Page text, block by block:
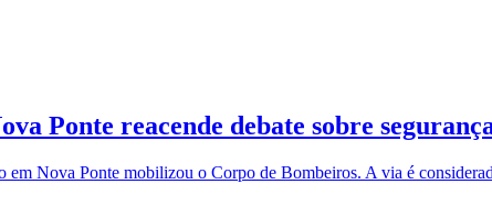
Ponte reacende debate sobre
Nova Ponte mobilizou o Corpo de Bombeiros. A via é